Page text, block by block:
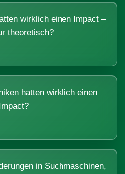
wirklich einen Impact –
theoretisch?
hatten wirklich einen
Impact?
in Suchmaschinen,